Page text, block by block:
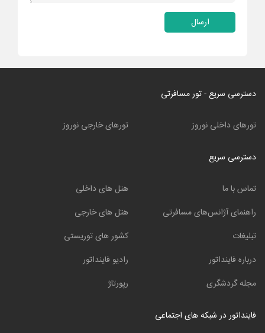
ارسال
دسترسی سریع - تور مسافرتی
تورهای داخلی نوروز تورهای خارجی نوروز
دسترسی سریع
تماس با ما
راهنمای آژانس‌های مسافرتی
تبلیغات
درباره فاینداتور
مجله گردشگری
هتل های داخلی
هتل های خارجی
کشور های توریستی
رادیو فاینداتور
رپورتاژ
فاینداتور در شبکه های اجتماعی